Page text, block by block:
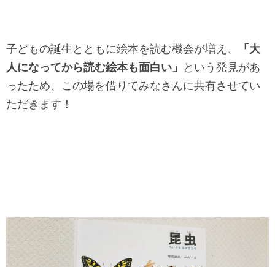
子どもの誕生とともに絵本を読む機会が増え、
「大
人になってから読む絵本も面白い」
という発見があ
ったため、この場を借りてみなさんに共有させてい
ただきます！